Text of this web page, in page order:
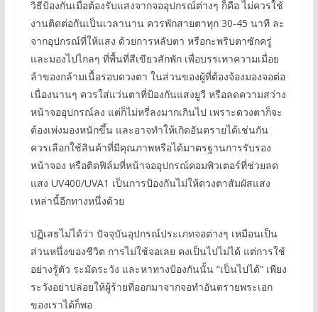
วิธีป้องกันเมื่อต้องรับแสงจากจออุปกรณ์ต่างๆ ก็คือ ไม่ควรใช้
งานติดต่อกันเป็นเวลานาน ควรพักสายตาทุก 30-45 นาที ละ
จากอุปกรณ์ที่ให้แสง ด้วยการหลับตา หรือกะพริบตาซักครู่
และมองไปไกลๆ ที่พื้นที่สีเขียวสักพัก เพื่อบรรเทาความเมื่อย
ล้าของกล้ามเนื้อรอบดวงตา ในส่วนของผู้ที่ต้องจ้องมองจอต่อ
เนื่องนานๆ ควรใส่แว่นตาที่ป้องกันแสงยูวี หรือลดความสว่าง
หน้าจออุปกรณ์ลง แต่ก็ไม่หรี่ลงมากเกินไป เพราะดวงตาก็จะ
ต้องเพ่งมองหนักขึ้น และอาจทำให้เกิดอันตรายได้เช่นกัน
ควรเลือกใช้สินค้าที่มีคุณภาพหรือได้มาตรฐานการรับรอง
หน้าจอง หรือติดฟิล์มที่หน้าจออุปกรณ์คอมพิวเตอร์ที่ช่วยลด
แสง UV400/UVA1 เป็นการป้องกันไม่ให้ดวงตาสัมผัสแสง
เหล่านี้อีกทางหนึ่งด้วย
ปฏิเสธไม่ได้ว่า ปัจจุบันอุปกรณ์ประเภทจอต่างๆ เหมือนเป็น
ส่วนหนึ่งของชีวิต การไม่ใช้จอเลย คงเป็นไปไม่ได้ แต่การใช้
อย่างรู้ตัว ระมัดระวัง และหาทางป้องกันนั้น “เป็นไปได้” เพียง
ระวังอย่าปล่อยให้ผู้ร้ายที่ออกมาจากจอทำอันตรายพระเอก
ของเราได้ก็พอ